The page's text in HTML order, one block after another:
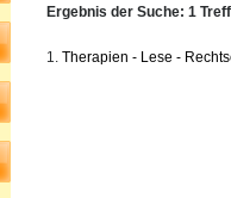
Ergebnis der Suche: 1
1. Therapien - Lese -